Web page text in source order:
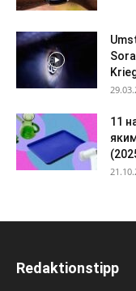
11
Redaktionstipp